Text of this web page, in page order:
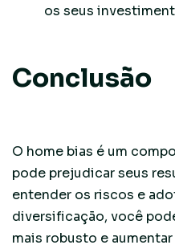
os seus
Conclusão
O home bias é um
pode prejudicar seus
entender os riscos e
diversificação, você
mais robusto e